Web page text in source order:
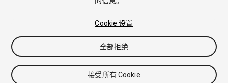
Cookie 设置
全部拒绝
接受所有 Cookie